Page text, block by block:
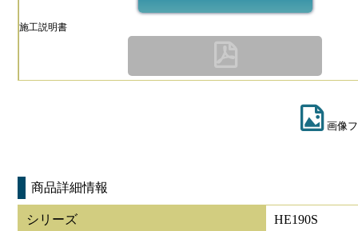
施工説明書
画像
商品詳細情報
シリーズ HE190S